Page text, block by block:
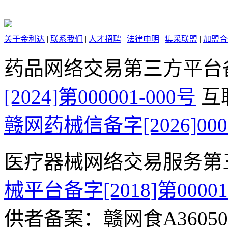
关于金利达 | 联系我们 | 人才招聘 | 法律申明 | 集采联盟 | 加盟
药品网络交易第三方平
[2024]第000001-000号 互
赣网药械信备字
医疗器械网络交易服务
械平台备字[2018]第
供者备案：赣网食